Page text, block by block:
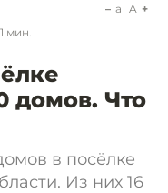
1 мин.
a A
домов. Что
в посёлке
Из них 16